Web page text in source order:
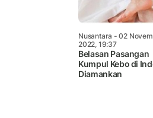
Nusantara - 02
2022, 19:37
Belasan Pasangan
Kumpul Kebo di
Diamankan